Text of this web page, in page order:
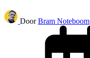
Door Bram Noteboom